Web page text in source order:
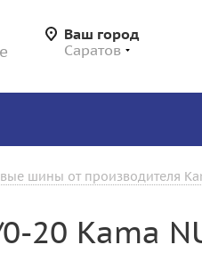
Ваш город
Саратов
шины от производителя
20 Kama